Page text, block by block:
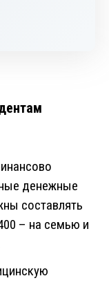
денежные
составлять
– на семью и